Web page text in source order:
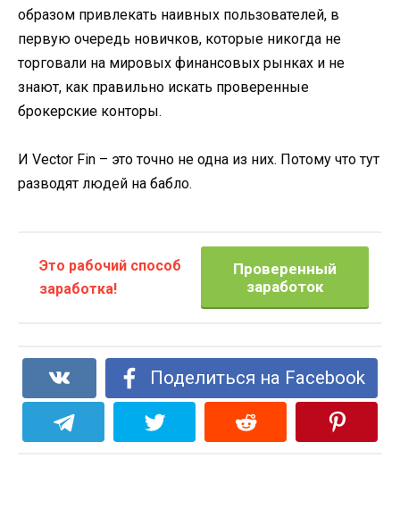
образом привлекать наивных пользователей, в
первую очередь новичков, которые никогда не
торговали на мировых финансовых рынках и не
знают, как правильно искать проверенные
брокерские конторы.
И Vector Fin – это точно не одна из них. Потому что тут
разводят людей на бабло.
Это рабочий способ
заработка!
Проверенный
заработок
Поделиться на Facebook